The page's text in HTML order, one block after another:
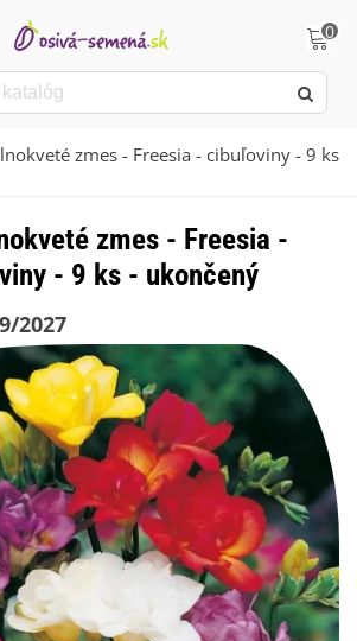
0
zmes - Freesia - cibuľoviny - 9 ks
zmes - Freesia -
- 9 ks - ukončený
2027